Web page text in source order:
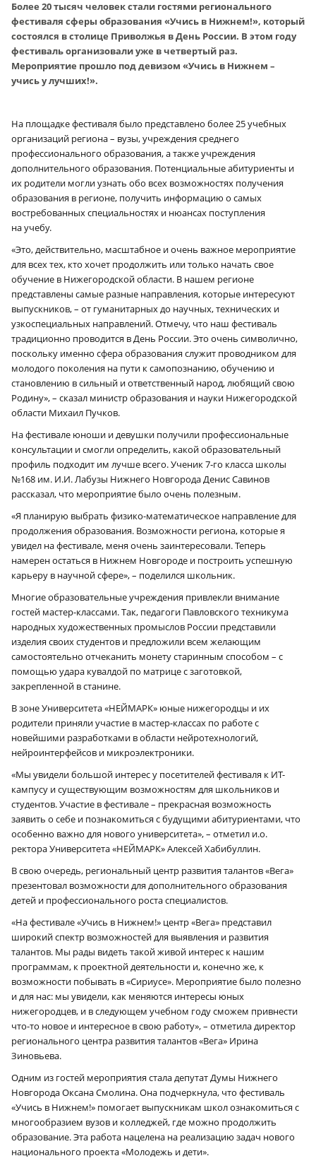
Более 20 тысяч человек стали гостями регионального
фестиваля сферы образования «Учись в Нижнем!», который
состоялся в столице Приволжья в День России. В этом году
фестиваль организовали уже в четвертый раз.
Мероприятие прошло под девизом «Учись в Нижнем –
учись у лучших!».
На площадке фестиваля было представлено более 25 учебных
организаций региона – вузы, учреждения среднего
профессионального образования, а также учреждения
дополнительного образования. Потенциальные абитуриенты и
их родители могли узнать обо всех возможностях получения
образования в регионе, получить информацию о самых
востребованных специальностях и нюансах поступления
на учебу.
«Это, действительно, масштабное и очень важное мероприятие
для всех тех, кто хочет продолжить или только начать свое
обучение в Нижегородской области. В нашем регионе
представлены самые разные направления, которые интересуют
выпускников, – от гуманитарных до научных, технических и
узкоспециальных направлений. Отмечу, что наш фестиваль
традиционно проводится в День России. Это очень символично,
поскольку именно сфера образования служит проводником для
молодого поколения на пути к самопознанию, обучению и
становлению в сильный и ответственный народ, любящий свою
Родину», – сказал министр образования и науки Нижегородской
области Михаил Пучков.
На фестивале юноши и девушки получили профессиональные
консультации и смогли определить, какой образовательный
профиль подходит им лучше всего. Ученик 7‑го класса школы
№168 им. И.И. Лабузы Нижнего Новгорода Денис Савинов
рассказал, что мероприятие было очень полезным.
«Я планирую выбрать физико-математическое направление для
продолжения образования. Возможности региона, которые я
увидел на фестивале, меня очень заинтересовали. Теперь
намерен остаться в Нижнем Новгороде и построить успешную
карьеру в научной сфере», – поделился школьник.
Многие образовательные учреждения привлекли внимание
гостей мастер-классами. Так, педагоги Павловского техникума
народных художественных промыслов России представили
изделия своих студентов и предложили всем желающим
самостоятельно отчеканить монету старинным способом – с
помощью удара кувалдой по матрице с заготовкой,
закрепленной в станине.
В зоне Университета «НЕЙМАРК» юные нижегородцы и их
родители приняли участие в мастер-классах по работе с
новейшими разработками в области нейротехнологий,
нейроинтерфейсов и микроэлектроники.
«Мы увидели большой интерес у посетителей фестиваля к ИТ-
кампусу и существующим возможностям для школьников и
студентов. Участие в фестивале – прекрасная возможность
заявить о себе и познакомиться с будущими абитуриентами, что
особенно важно для нового университета», – отметил и.о.
ректора Университета «НЕЙМАРК» Алексей Хабибуллин.
В свою очередь, региональный центр развития талантов «Вега»
презентовал возможности для дополнительного образования
детей и профессионального роста специалистов.
«На фестивале «Учись в Нижнем!» центр «Вега» представил
широкий спектр возможностей для выявления и развития
талантов. Мы рады видеть такой живой интерес к нашим
программам, к проектной деятельности и, конечно же, к
возможности побывать в «Сириусе». Мероприятие было полезно
и для нас: мы увидели, как меняются интересы юных
нижегородцев, и в следующем учебном году сможем привнести
что-то новое и интересное в свою работу», – отметила директор
регионального центра развития талантов «Вега» Ирина
Зиновьева.
Одним из гостей мероприятия стала депутат Думы Нижнего
Новгорода Оксана Смолина. Она подчеркнула, что фестиваль
«Учись в Нижнем!» помогает выпускникам школ ознакомиться с
многообразием вузов и колледжей, где можно продолжить
образование. Эта работа нацелена на реализацию задач нового
национального проекта «Молодежь и дети».